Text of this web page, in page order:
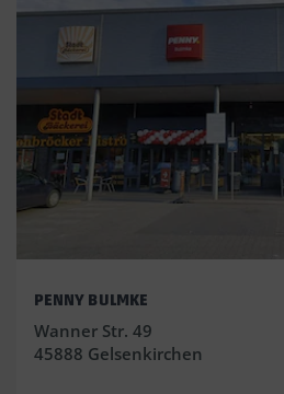
PENNY BULMKE
Wanner Str. 49
45888 Gelsenkirchen